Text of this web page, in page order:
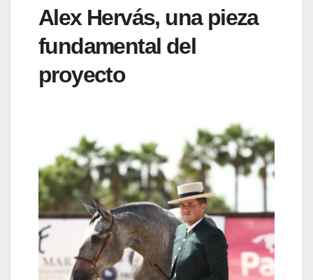
Alex Hervás, una pieza
fundamental del
proyecto